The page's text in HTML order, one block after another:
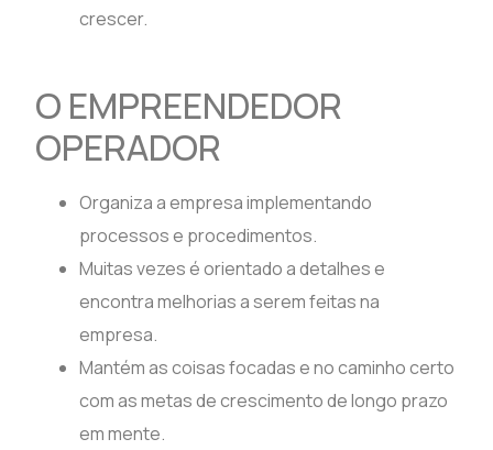
crescer.
O EMPREENDEDOR
OPERADOR
Organiza a empresa implementando
processos e procedimentos.
Muitas vezes é orientado a detalhes e
encontra melhorias a serem feitas na
empresa.
Mantém as coisas focadas e no caminho certo
com as metas de crescimento de longo prazo
em mente.